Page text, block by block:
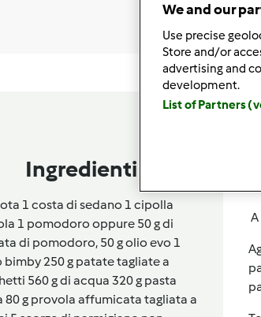
Ingredienti
1 costa di sedano 1 cipolla
1 pomodoro oppure 50gdi
di pomodoro, 50 g olio evo 1
bimby 250 g patate tagliate a
560 g di acqua 320 g pasta
80 g provola affumicata tagliata a
We and our
Use precise
Store and/or
advertising and
development.
List of Partners